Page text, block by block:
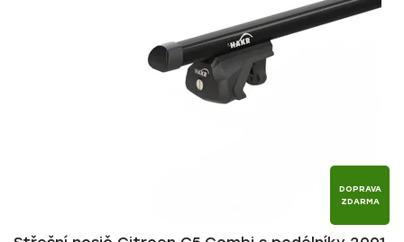
DOPRAVA
ZDARMA